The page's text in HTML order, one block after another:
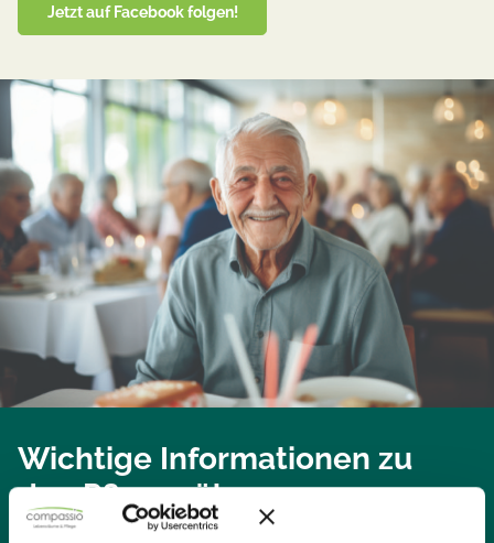
Jetzt auf Facebook folgen!
Wichtige Informationen zu
den Pflegesätzen